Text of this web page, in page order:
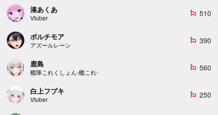
湊あくあ
Vtuber
emoji_flags 510
ボルチモア
アズールレーン
emoji_flags 390
鹿島
艦隊これくしょん-艦これ-
emoji_flags 560
白上フブキ
Vtuber
emoji_flags 250